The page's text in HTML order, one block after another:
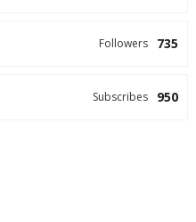
735
Followers
950
Subscribes